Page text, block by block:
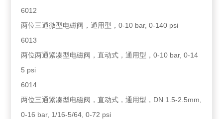
6012
两位三通微型电磁阀，通用型，0-10 bar, 0-140 psi
6013
两位两通紧凑型电磁阀，直动式，通用型，0-10 bar, 0-14
5 psi
6014
两位三通紧凑型电磁阀，直动式，通用型，DN 1.5-2.5mm,
0-16 bar, 1/16-5/64, 0-72 psi